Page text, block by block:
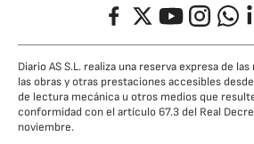
FacebookTwitterYouTubeInstagram
Diario AS S.L. realiza una reserva expresa de
las obras y otras prestaciones accesibles
de lectura mecánica u otros medios que
conformidad con el artículo 67.3 del Real
noviembre.